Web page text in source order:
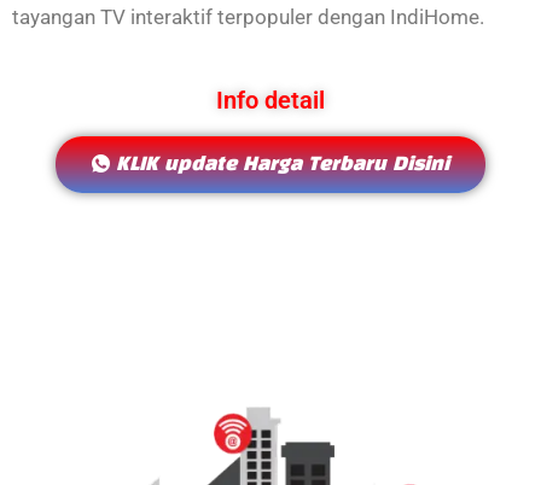
tayangan TV interaktif terpopuler dengan IndiHome.
Info detail
KLIK update Harga Terbaru Disini